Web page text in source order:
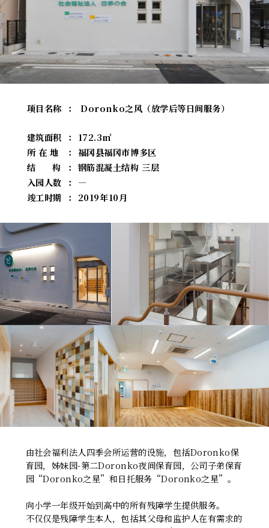
项目名称 ： Doronko之风（放学后等日间服务）
建筑面积 ： 172.3㎡
所 在 地
： 福冈县福冈市博多区
结
构 ： 钢筋混凝土结构 三层
入园人数
：
―
竣工时期
： 2019年10 月
由社会福利法人四季会所运营的设施，包括Doronko保
育园，姊妹园-第二Doronko夜间保育园，公司子弟保育
园“Doronko之星”和日托服务“Doronko之星”。
向小学一年级开始到高中的所有残障学生提供服务。
不仅仅是残障学生本人，包括其父母和监护人在有需求的